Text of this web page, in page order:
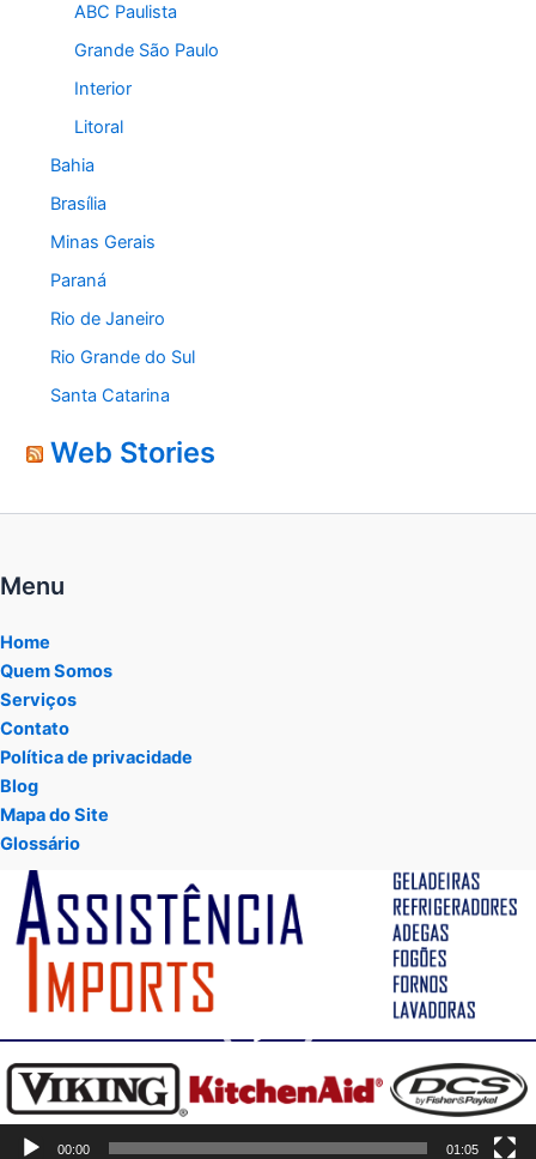
ABC Paulista
Grande São Paulo
Interior
Litoral
Bahia
Brasília
Minas Gerais
Paraná
Rio de Janeiro
Rio Grande do Sul
Santa Catarina
Web Stories
Menu
Home
Quem Somos
Serviços
Contato
Política de privacidade
Blog
Mapa do Site
Glossário
Tocador
vídeo
00:00 01:05